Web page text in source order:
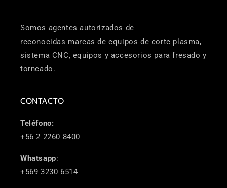
Somos agentes autorizados de
reconocidas marcas de equipos de corte plasma,
sistema CNC, equipos y accesorios para fresado y
torneado.
CONTACTO
Teléfono:
+56 2 2260 8400
Whatsapp:
+569 3230 6514